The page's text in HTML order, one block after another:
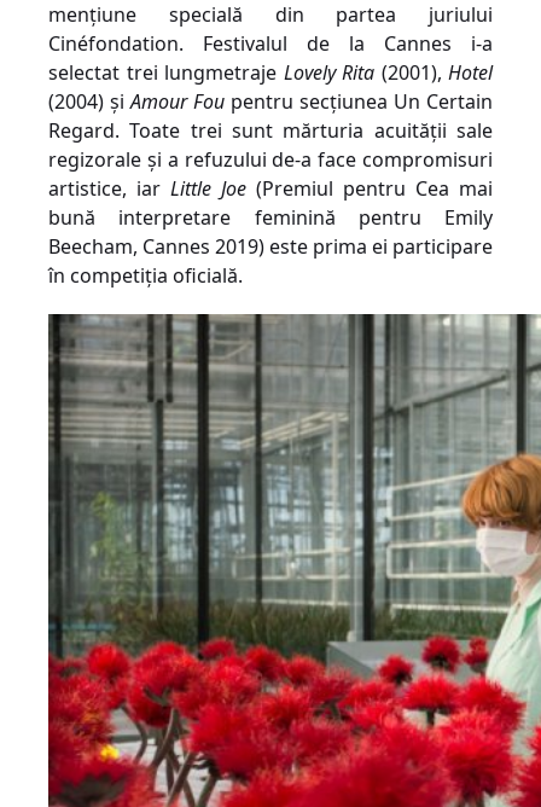
mențiune specială din partea juriului
Cinéfondation. Festivalul de la Cannes i-a
selectat trei lungmetraje Lovely Rita (2001), Hotel
(2004) șiAmour Fou pentru secțiunea Un Certain
Regard. Toate trei sunt mărturia acuității sale
regizorale și a refuzului de-a face compromisuri
artistice, iar Little Joe (Premiul pentru Cea mai
bună interpretare feminină pentru Emily
Beecham, Cannes 2019)este prima ei participare
în competiția oficială.